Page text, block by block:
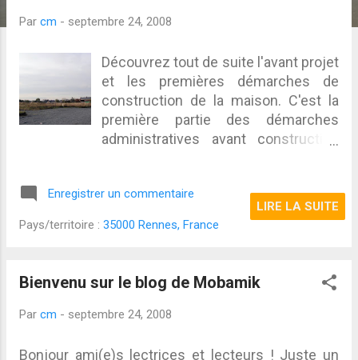
Par cm - septembre 24, 2008
Découvrez tout de suite l'avant projet
et les premières démarches de
construction de la maison. C'est la
première partie des démarches
administratives avant construction
premier terrain qui semblait
intéressant, 581 m² et situé dans un
petit lotissement à proximité de
hors frais de notaires. Le deuxième
terrain 02/06/08 Première demande
de renseignements à un autre
un nouveau lotissement situé dans
Enregistrer un commentaire
Pays/territoire : 35000 Rennes, France
LIRE LA SUITE
Bienvenu sur le blog de Mobamik
Par cm - septembre 24, 2008
Bonjour ami(e)s lectrices et lecteurs ! Juste un